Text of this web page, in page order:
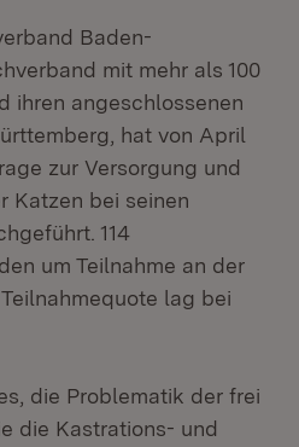
Baden-
mit mehr als 100
ihren angeschlossenen
hat von April
zur Versorgung und
Katzen bei seinen
114
um Teilnahme an der
lag bei
die Problematik der frei
die Kastrations- und